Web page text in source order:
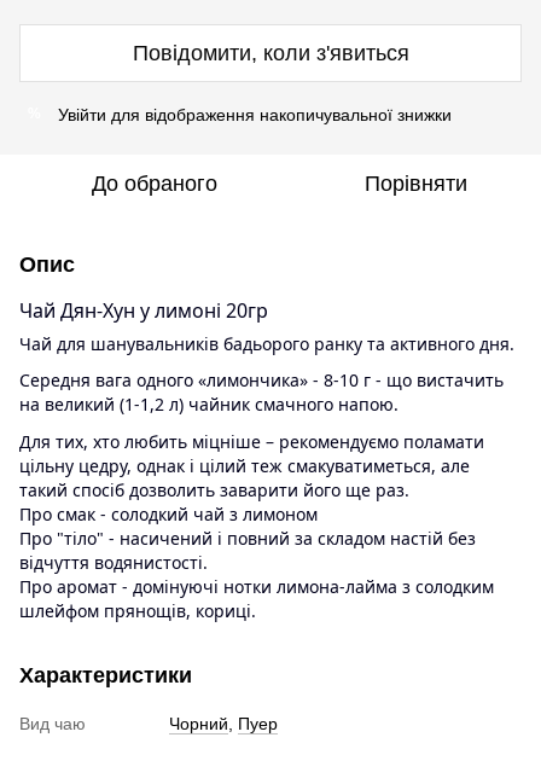
Повідомити, коли з'явиться
Увійти для відображення накопичувальної знижки
До обраного Порівняти
Опис
Чай Дян-Хун у лимоні 20гр
Чай для шанувальників бадьорого ранку та активного дня.
Середня вага одного «лимончика» - 8-10 г - що вистачить
на великий (1-1,2 л) чайник смачного напою.
Для тих, хто любить міцніше – рекомендуємо поламати
цільну цедру, однак і цілий теж смакуватиметься, але
такий спосіб дозволить заварити його ще раз.
Про смак - солодкий чай з лимоном
Про "тіло" - насичений і повний за складом настій без
відчуття водянистості.
Про аромат - домінуючі нотки лимона-лайма з солодким
шлейфом прянощів, кориці.
Характеристики
Вид чаю Чорний Пуер